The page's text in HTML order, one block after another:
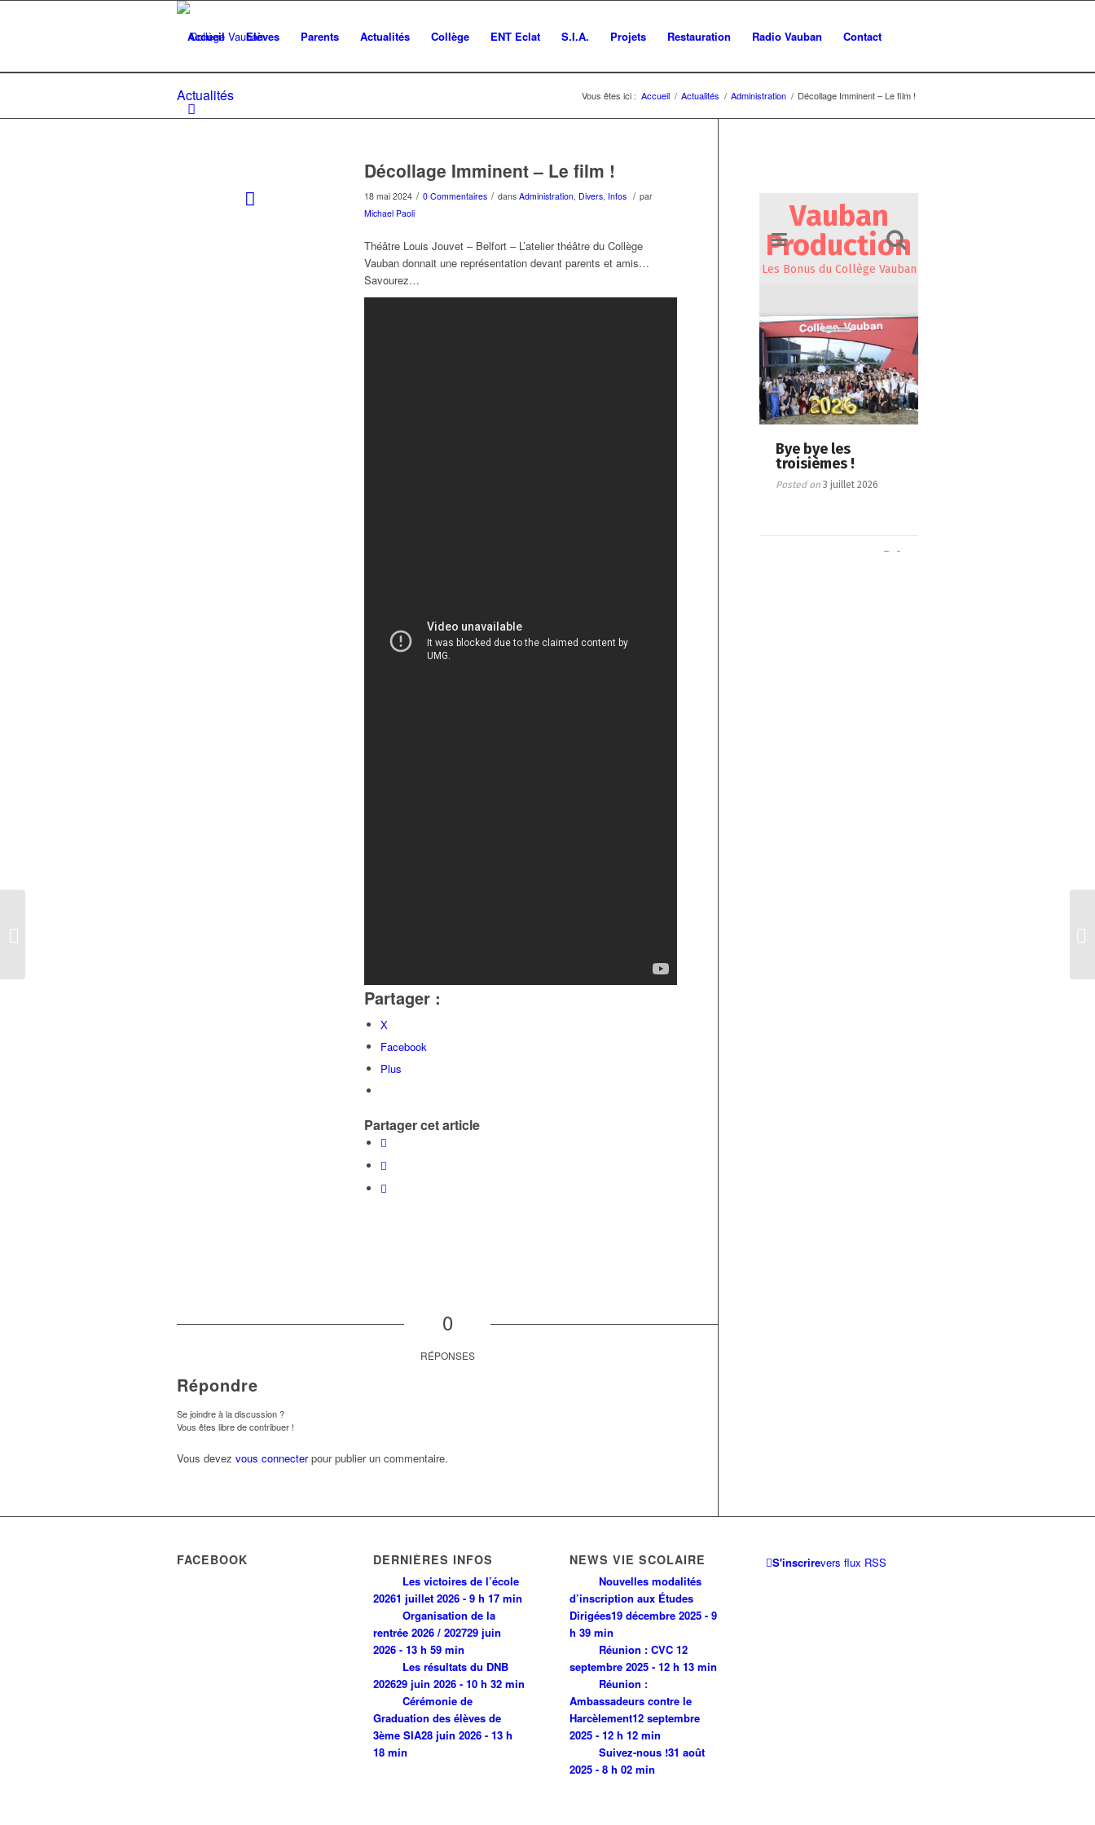
Accueil Elèves Parents Actualités Collège ENT Eclat S.I.A. Projets Restauration Radio Vauban Contact
Actualités Vous êtes ici : Accueil / Actualités / Administration / Décollage Imminent – Le film !
Décollage Imminent – Le film !
18 mai 2024 / 0 Commentaires / dans Administration, Divers, Infos / par
Michael Paoli
Théâtre Louis Jouvet – Belfort – L’atelier théâtre du Collège
Vauban donnait une représentation devant parents et amis…
Savourez…
Partager :
X
Facebook
Plus
Partager cet article
0
RÉPONSES
Répondre
Se joindre à la discussion ?
Vous êtes libre de contribuer !
Vous devez vous connecterpour publier un commentaire.
FACEBOOK DERNIÈRES INFOS
Les victoires de l’école
20261 juillet 2026 - 9 h 17 min
Organisation de la
rentrée 2026 / 202729 juin
2026 - 13 h 59 min
Les résultats du DNB
202629 juin 2026 - 10 h 32 min
Cérémonie de
Graduation des élèves de
3ème SIA28 juin 2026 - 13 h
18 min
NEWS VIE SCOLAIRE
Nouvelles modalités
d’inscription aux Études
Dirigées19 décembre 2025 - 9
h 39 min
Réunion : CVC12
septembre 2025 - 12 h 13 min
Réunion :
Ambassadeurs contre le
Harcèlement12 septembre
2025 - 12 h 12 min
Suivez-nous !31 août
2025 - 8 h 02 min
S'inscrirevers flux RSS